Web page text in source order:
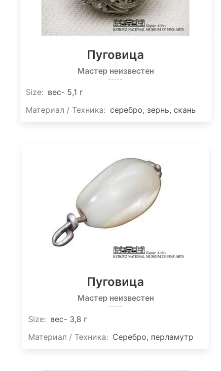
Пуговица
Мастер неизвестен
-----
Size: вес- 5,1 г
Материал / Техника: серебро, зернь, скань
Пуговица
Мастер неизвестен
-----
Size: вес- 3,8 г
Материал / Техника: Серебро, перламутр